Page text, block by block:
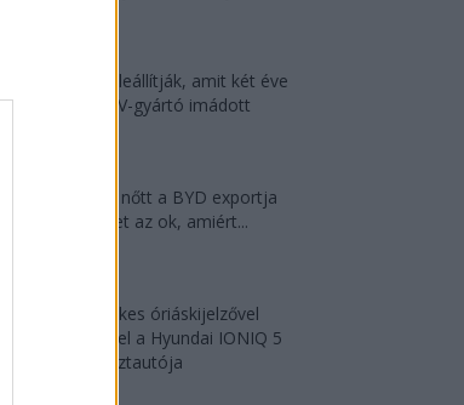
A kínaiak leállítják, amit két éve
minden EV-gyártó imádott
124%-kal nőtt a BYD exportja
— ez lehet az ok, amiért...
18 hüvelykes óriáskijelzővel
bukkant fel a Hyundai IONIQ 5
titkos tesztautója